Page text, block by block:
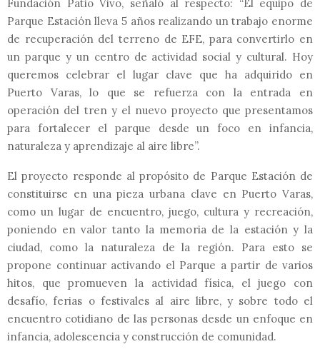
Fundación Patio Vivo, señaló al respecto: “El equipo de
Parque Estación lleva 5 años realizando un trabajo enorme
de recuperación del terreno de EFE, para convertirlo en
un parque y un centro de actividad social y cultural. Hoy
queremos celebrar el lugar clave que ha adquirido en
Puerto Varas, lo que se refuerza con la entrada en
operación del tren y el nuevo proyecto que presentamos
para fortalecer el parque desde un foco en infancia,
naturaleza y aprendizaje al aire libre”.
El proyecto responde al propósito de Parque Estación de
constituirse en una pieza urbana clave en Puerto Varas,
como un lugar de encuentro, juego, cultura y recreación,
poniendo en valor tanto la memoria de la estación y la
ciudad, como la naturaleza de la región. Para esto se
propone continuar activando el Parque a partir de varios
hitos, que promueven la actividad física, el juego con
desafío, ferias o festivales al aire libre, y sobre todo el
encuentro cotidiano de las personas desde un enfoque en
infancia, adolescencia y construcción de comunidad.